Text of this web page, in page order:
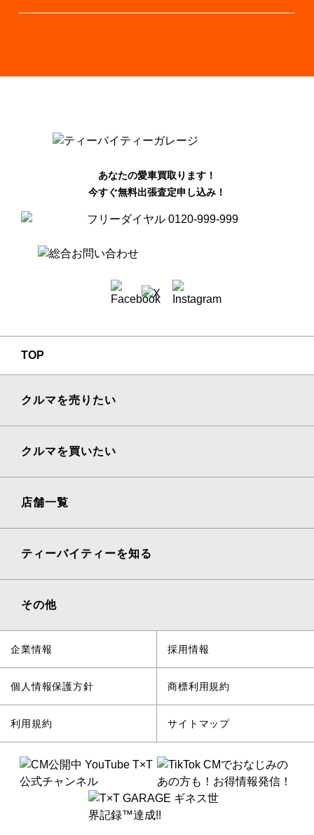
あなたの愛車買取ります！
今すぐ無料出張査定申し込み！
TOP
クルマを売りたい
クルマを買いたい
店舗一覧
ティーバイティーを知る
その他
企業情報 採用情報
個人情報保護方針 商標利用規約
利用規約 サイトマップ